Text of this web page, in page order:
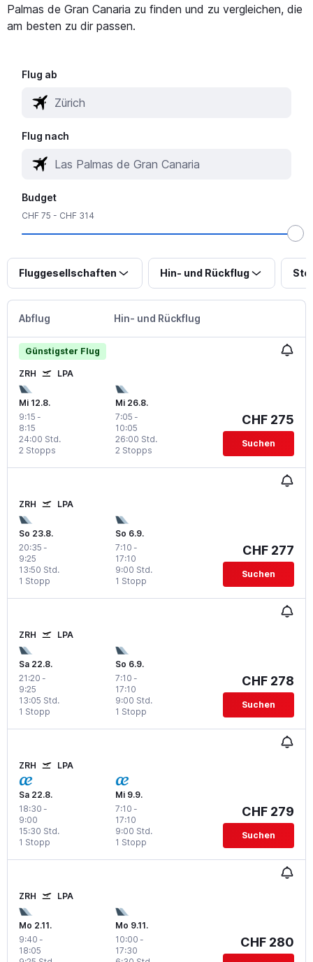
Palmas de Gran Canaria zu finden und zu vergleichen, die
am besten zu dir passen.
Flug ab
Flug nach
Budget
CHF 75 - CHF 314
Fluggesellschaften Hin- und Rückflug
Abflug Hin- und Rückflug
Günstigster Flug
ZRH LPA
Mi 12.8.
9:15 -
8:15
2 Stopps
24:00 Std.
Mi 26.8.
7:05 -
10:05
2 Stopps
26:00 Std.
CHF 275
Suchen
ZRH LPA
So 23.8.
20:35 -
9:25
1 Stopp
13:50 Std.
So 6.9.
7:10 -
17:10
1 Stopp
9:00 Std.
CHF 277
Suchen
ZRH LPA
Sa 22.8.
21:20 -
9:25
1 Stopp
13:05 Std.
So 6.9.
7:10 -
17:10
1 Stopp
9:00 Std.
CHF 278
Suchen
ZRH LPA
Sa 22.8.
18:30 -
9:00
1 Stopp
15:30 Std.
Mi 9.9.
7:10 -
17:10
1 Stopp
9:00 Std.
CHF 279
Suchen
ZRH LPA
Mo 2.11.
9:40 -
18:05
Mo 9.11.
10:00 -
17:30
CHF 280